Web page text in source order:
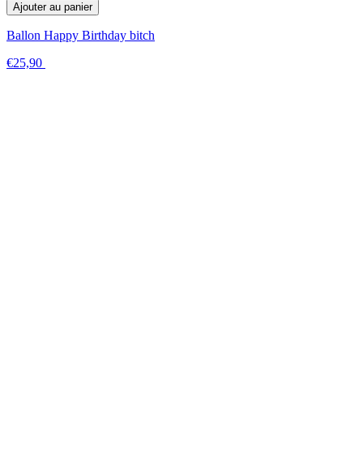
Ajouter au panier
Ballon Happy Birthday bitch
€25,90